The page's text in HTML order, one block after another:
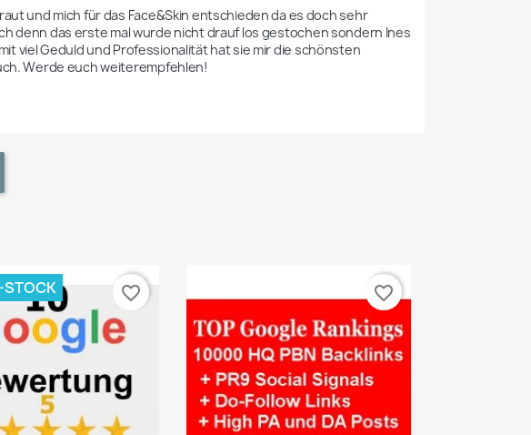
und mich für das Face&Skin entschieden da es doch sehr
denn das erste mal wurde nicht drauf los gestochen sondern Ines
viel Geduld und Professionalität hat sie mir die schönsten
Werde euch weiterempfehlen!
favorite_border favorite_border